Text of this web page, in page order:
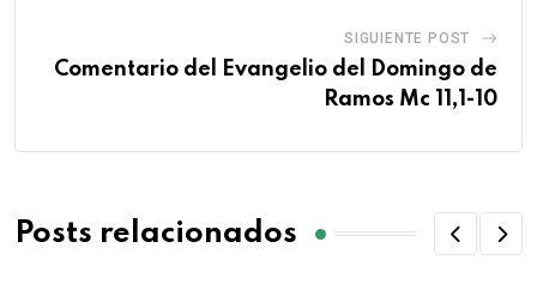
SIGUIENTE POST
Comentario del Evangelio del Domingo de
Ramos Mc 11,1-10
Posts relacionados